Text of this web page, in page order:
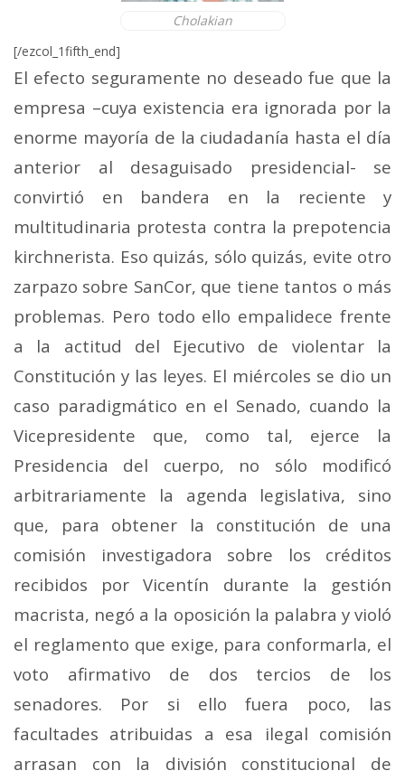
Cholakian
[/ezcol_1fifth_end]
El efecto seguramente no deseado fue que la
empresa –cuya existencia era ignorada por la
enorme mayoría de la ciudadanía hasta el día
anterior al desaguisado presidencial- se
convirtió en bandera en la reciente y
multitudinaria protesta contra la prepotencia
kirchnerista. Eso quizás, sólo quizás, evite otro
zarpazo sobre SanCor, que tiene tantos o más
problemas. Pero todo ello empalidece frente
a la actitud del Ejecutivo de violentar la
Constitución y las leyes. El miércoles se dio un
caso paradigmático en el Senado, cuando la
Vicepresidente que, como tal, ejerce la
Presidencia del cuerpo, no sólo modificó
arbitrariamente la agenda legislativa, sino
que, para obtener la constitución de una
comisión investigadora sobre los créditos
recibidos por Vicentín durante la gestión
macrista, negó a la oposición la palabra y violó
el reglamento que exige, para conformarla, el
voto afirmativo de dos tercios de los
senadores. Por si ello fuera poco, las
facultades atribuidas a esa ilegal comisión
arrasan con la división constitucional de